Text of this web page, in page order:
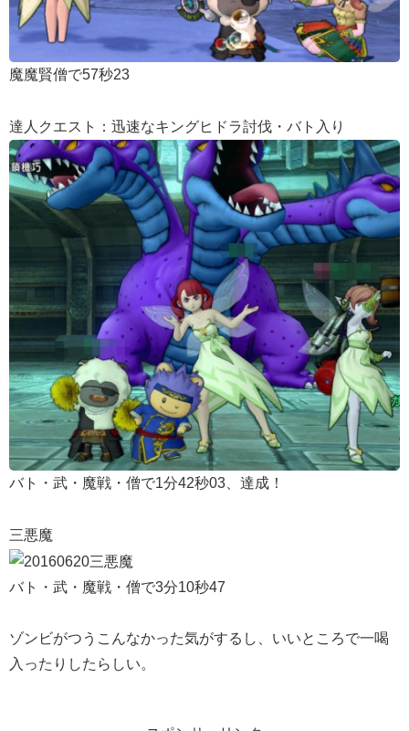
魔魔賢僧で57秒23
達人クエスト：迅速なキングヒドラ討伐・バト入り
バト・武・魔戦・僧で1分42秒03、達成！
三悪魔
バト・武・魔戦・僧で3分10秒47
ゾンビがつうこんなかった気がするし、いいところで一喝
入ったりしたらしい。